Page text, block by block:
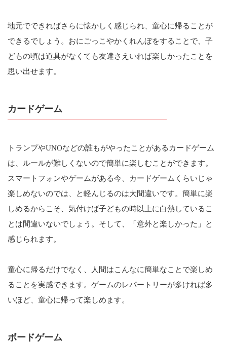
地元でできればさらに懐かしく感じられ、童心に帰ることが
できるでしょう。おにごっこやかくれんぼをすることで、子
どもの頃は道具がなくても友達さえいれば楽しかったことを
思い出せます。
カードゲーム
トランプやUNOなどの誰もがやったことがあるカードゲーム
は、ルールが難しくないので簡単に楽しむことができます。
スマートフォンやゲームがある今、カードゲームくらいじゃ
楽しめないのでは、と軽んじるのは大間違いです。簡単に楽
しめるからこそ、気付けば子どもの時以上に白熱しているこ
とは間違いないでしょう。そして、「意外と楽しかった」と
感じられます。
童心に帰るだけでなく、人間はこんなに簡単なことで楽しめ
ることを実感できます。ゲームのレパートリーが多ければ多
いほど、童心に帰って楽しめます。
ボードゲーム